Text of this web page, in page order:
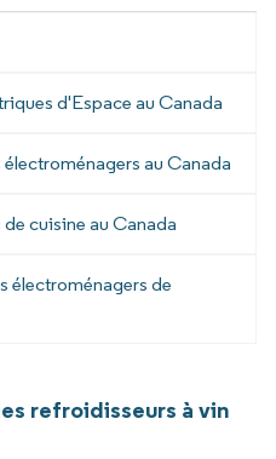
d'Espace au Canada
au Canada
cuisine au Canada
électroménagers de
refroidisseurs à vin